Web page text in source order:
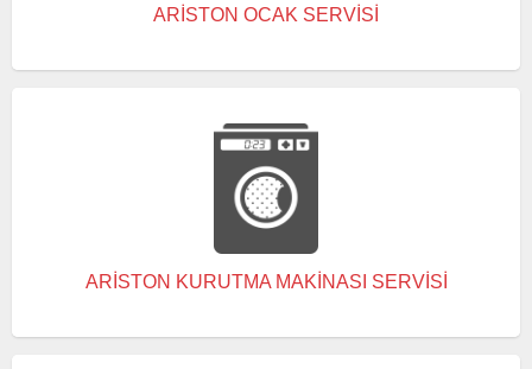
ARISTON OCAK SERVISI
ARISTON KURUTMA MAKINASI SERVISI